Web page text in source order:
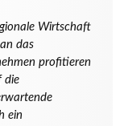
Wirtschaft
das
profitieren
die
ein